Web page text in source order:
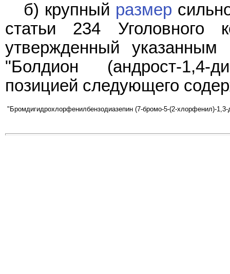
б) крупный размер
статьи 234 Уголовного
утвержденный указанным
"Болдион (андрост-1,4-
позицией следующего
"Бромдигидрохлорфенилбензодиазепин (7-бромо-5-(2-хлорфенил)-1,3-